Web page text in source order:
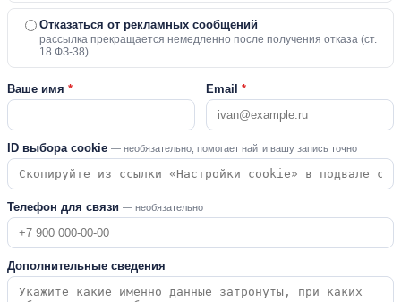
Отказаться от рекламных сообщений
рассылка прекращается немедленно после получения отказа (ст.
18 ФЗ-38)
Ваше имя * Email *
ID выбора cookie — необязательно, помогает найти вашу запись точно
Телефон для связи — необязательно
Дополнительные сведения